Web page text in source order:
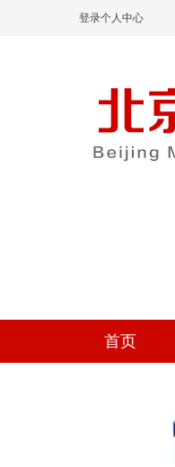
登录个人中心
首页